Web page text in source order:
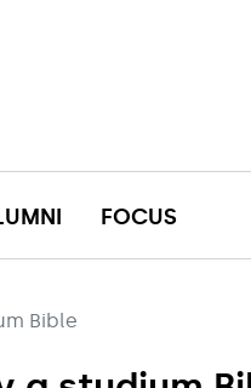
FOCUS
Bible